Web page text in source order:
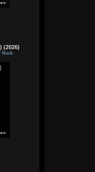
(2026)
Rock